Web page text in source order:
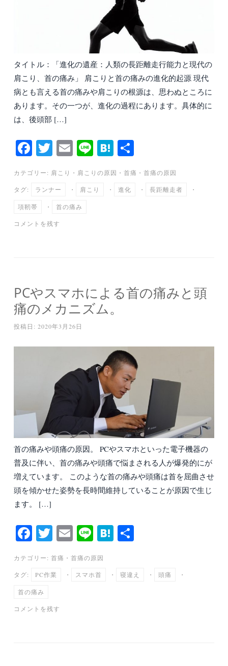
タイトル：「進化の遺産：人類の長距離走行能力と現代の
肩こり、首の痛み」 肩こりと首の痛みの進化的起源 現代
病とも言える首の痛みや肩こりの根源は、思わぬところに
あります。その一つが、進化の過程にあります。具体的に
は、後頭部 […]
Fa
ce
bo
ok
T
wi
tte
r
E
m
ail
Li
ne
H
at
en
a
有
カテゴリー: 肩こり ・ 肩こりの原因 ・ 首痛 ・ 首痛の原因
タグ: ランナー ・ 肩こり ・ 進化 ・ 長距離走者 ・
項靭帯 ・ 首の痛み
コメントを残す
PCやスマホによる首の痛みと頭
痛のメカニズム。
投稿日: 2020年3月26日
首の痛みや頭痛の原因。 PCやスマホといった電子機器の
普及に伴い、首の痛みや頭痛で悩まされる人が爆発的にが
増えています。 このような首の痛みや頭痛は首を屈曲させ
頭を傾かせた姿勢を長時間維持していることが原因で生じ
ます。 […]
Fa
ce
bo
ok
T
wi
tte
r
E
m
ail
Li
ne
H
a
カテゴリー: 首痛 ・ 首痛の原因
タグ: PC作業 ・ スマホ首 ・ 寝違え ・ 頭痛 ・
首の痛み
コメントを残す